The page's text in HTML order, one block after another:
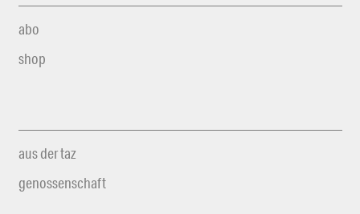
abo
shop
aus der taz
genossenschaft